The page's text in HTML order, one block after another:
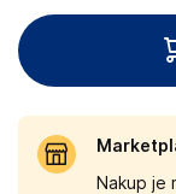
Nakup je